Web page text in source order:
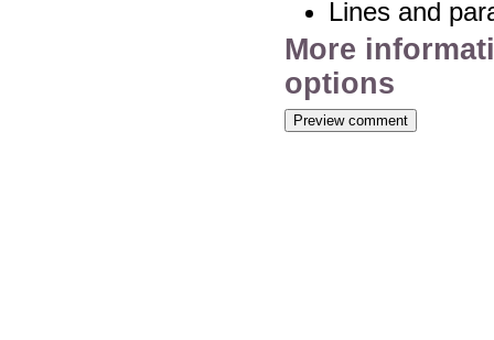
Lines and
More
options